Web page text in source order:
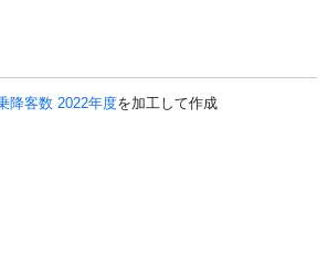
降客数 2022年度を加工して作成